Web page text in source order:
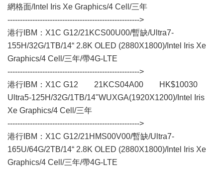
網格面/Intel Iris Xe Graphics/4 Cell/三年
----------------------------------------------------->
港行IBM：X1C G12/21KCS00U00/暫缺/Ultra7-
155H/32G/1TB/14“ 2.8K OLED (2880X1800)/Intel Iris Xe
Graphics/4 Cell/三年/帶4G-LTE
----------------------------------------------------->
港行IBM：X1C G12 21KCS04A00 HK$10030
Ultra5-125H/32G/1TB/14"WUXGA(1920X1200)/Intel Iris
Xe Graphics/4 Cell/三年
----------------------------------------------------->
港行IBM：X1C G12/21HMS00V00/暫缺/Ultra7-
165U/64G/2TB/14“ 2.8K OLED (2880X1800)/Intel Iris Xe
Graphics/4 Cell/三年/帶4G-LTE